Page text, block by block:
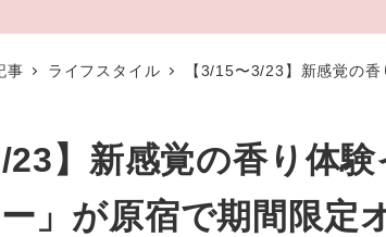
事 ライフスタイル 【3/15〜3/23】新感覚の
23】新感覚の香り体
」が原宿で期間限定